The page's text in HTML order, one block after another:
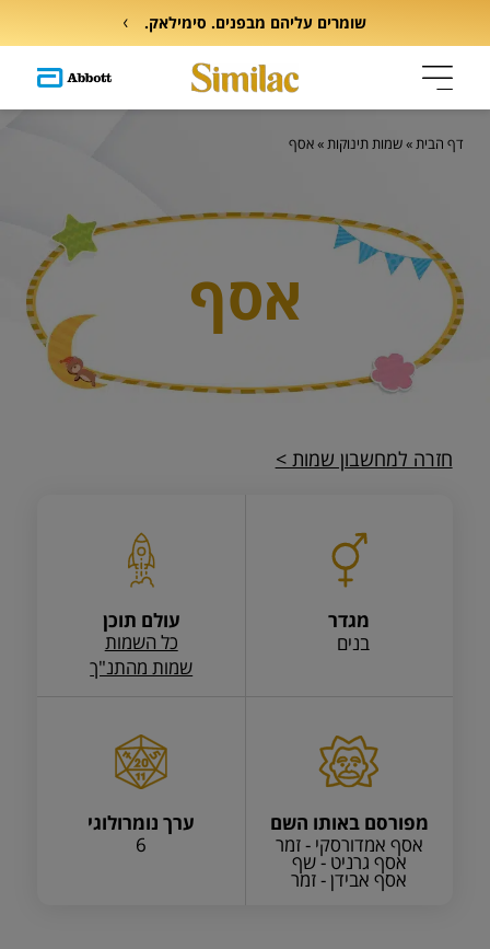
שומרים עליהם מבפנים. סימילאק.
אסף
דף הבית»שמות תינוקות»אסף
חזרה למחשבון שמות >
מגדר
בנים
עולם תוכן
כל השמות
שמות מהתנ"ך
מפורסם באותו השם
אסף אמדורסקי - זמר
אסף גרניט - שף
אסף אבידן - זמר
ערך נומרולוגי
6